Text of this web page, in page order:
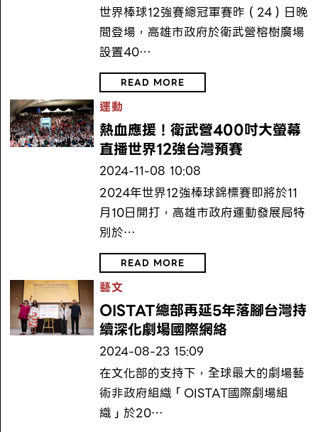
世界棒球12強賽總冠軍賽昨（24）日晚
間登場，高雄市政府於衛武營榕樹廣場
設置40…
READ MORE
運動
熱血應援！衛武營400吋大螢幕
直播世界12強台灣預賽
2024-11-08 10:08
2024年世界12強棒球錦標賽即將於11
月10日開打，高雄市政府運動發展局特
別於…
READ MORE
藝文
OISTAT總部再延5年落腳台灣持
續深化劇場國際網絡
2024-08-23 15:09
在文化部的支持下，全球最大的劇場藝
術非政府組織「OISTAT國際劇場組
織」於20…